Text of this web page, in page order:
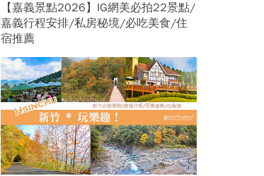
【嘉義景點2026】IG網美必拍22景點/
嘉義行程安排/私房秘境/必吃美食/住
宿推薦